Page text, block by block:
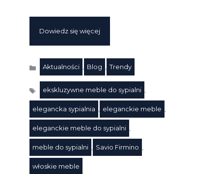
Dowiedz się więcej
Kategorie
Aktualności , Blog , Trendy
Tagi
ekskluzywne meble do sypialni ,
elegancka sypialnia , eleganckie meble ,
eleganckie meble do sypialni ,
meble do sypialni , Savio Firmino ,
włoskie meble